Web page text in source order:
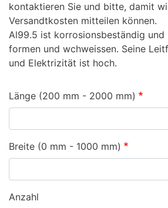
kontaktieren Sie und bitte, damit
Versandtkosten mitteilen können.
Al99.5 ist korrosionsbeständig und
formen und wchweissen. Seine
und Elektrizität ist hoch.
Länge (200 mm - 2000 mm)
Breite (0 mm - 1000 mm)
Anzahl